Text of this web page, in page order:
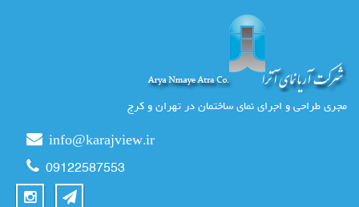
مجری طراحی و اجرای نمای ساختمان در تهران و کرج
info@karajview.ir
09122587553